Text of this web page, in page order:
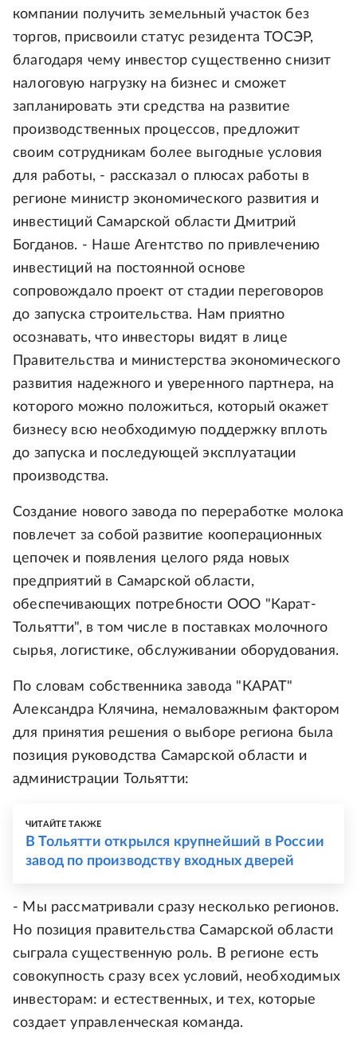
компании получить земельный участок без
торгов, присвоили статус резидента ТОСЭР,
благодаря чему инвестор существенно снизит
налоговую нагрузку на бизнес и сможет
запланировать эти средства на развитие
производственных процессов, предложит
своим сотрудникам более выгодные условия
для работы, - рассказал о плюсах работы в
регионе министр экономического развития и
инвестиций Самарской области Дмитрий
Богданов. - Наше Агентство по привлечению
инвестиций на постоянной основе
сопровождало проект от стадии переговоров
до запуска строительства. Нам приятно
осознавать, что инвесторы видят в лице
Правительства и министерства экономического
развития надежного и уверенного партнера, на
которого можно положиться, который окажет
бизнесу всю необходимую поддержку вплоть
до запуска и последующей эксплуатации
производства.
Создание нового завода по переработке молока
повлечет за собой развитие кооперационных
цепочек и появления целого ряда новых
предприятий в Самарской области,
обеспечивающих потребности ООО "Карат-
Тольятти", в том числе в поставках молочного
сырья, логистике, обслуживании оборудования.
По словам собственника завода "КАРАТ"
Александра Клячина, немаловажным фактором
для принятия решения о выборе региона была
позиция руководства Самарской области и
администрации Тольятти:
ЧИТАЙТЕ ТАКЖЕ
В Тольятти открылся крупнейший в России
завод по производству входных дверей
- Мы рассматривали сразу несколько регионов.
Но позиция правительства Самарской области
сыграла существенную роль. В регионе есть
совокупность сразу всех условий, необходимых
инвесторам: и естественных, и тех, которые
создает управленческая команда.